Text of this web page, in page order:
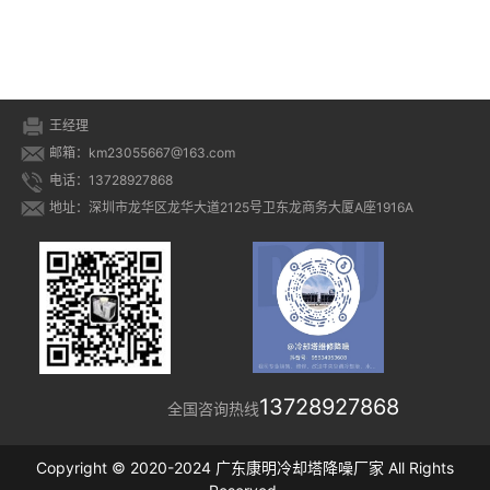
王经理
邮箱：km23055667@163.com
电话：13728927868
地址：深圳市龙华区龙华大道2125号卫东龙商务大厦A座1916A
全国咨询热线13728927868
Copyright © 2020-2024 广东康明冷却塔降噪厂家 All Rights